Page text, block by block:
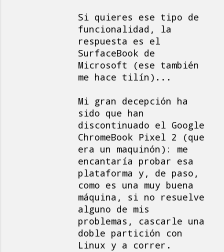
Si quieres ese tipo de
funcionalidad, la
respuesta es el
SurfaceBook de
Microsoft (ese también
me hace tilín)...
Mi gran decepción ha
sido que han
discontinuado el Google
ChromeBook Pixel 2 (que
era un maquinón): me
encantaría probar esa
plataforma y, de paso,
como es una muy buena
máquina, si no resuelve
alguno de mis
problemas, cascarle una
doble partición con
Linux y a correr.